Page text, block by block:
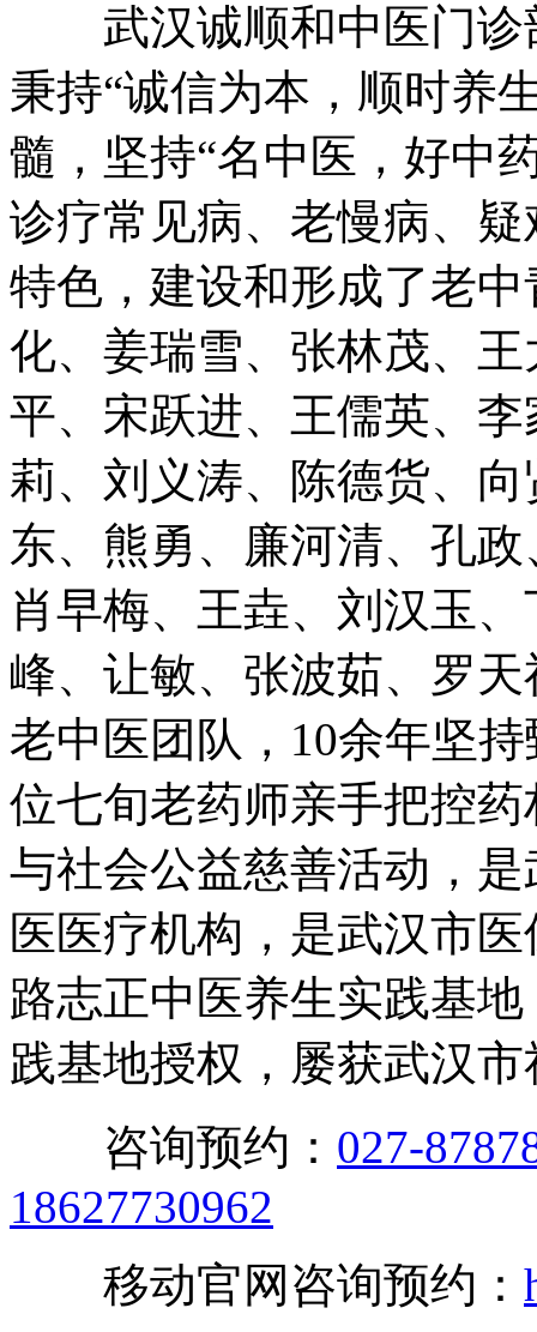
武汉诚顺和中医门诊
秉持“诚信为本，顺时养
髓，坚持“名中医，好中
诊疗常见病、老慢病、
特色，建设和形成了老
化、姜瑞雪、张林茂、
平、宋跃进、王儒英、
莉、刘义涛、陈德货、
东、熊勇、廉河清、孔
肖早梅、王垚、刘汉玉
峰、让敏、张波茹、罗
老中医团队，10余年坚
位七旬老药师亲手把控
与社会公益慈善活动，
医医疗机构，是武汉市
路志正中医养生实践基
践基地授权，屡获武汉
咨询预约： 027-
18627730962
移动官网咨询预约：